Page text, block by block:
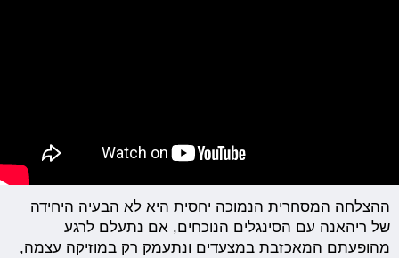
ההצלחה המסחרית הנמוכה יחסית היא לא הבעיה היחידה
של ריהאנה עם הסינגלים הנוכחים, אם נתעלם לרגע
מהופעתם המאכזבת במצעדים ונתעמק רק במוזיקה עצמה,